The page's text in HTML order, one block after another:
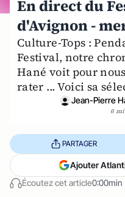
En direct du
d'Avignon -
Culture-Tops :
Festival, notre
Hané voit pour
rater ... Voici sa
Jean-Pierre
6
Écoutez cet article0:00min
PARTAGER
Ajouter